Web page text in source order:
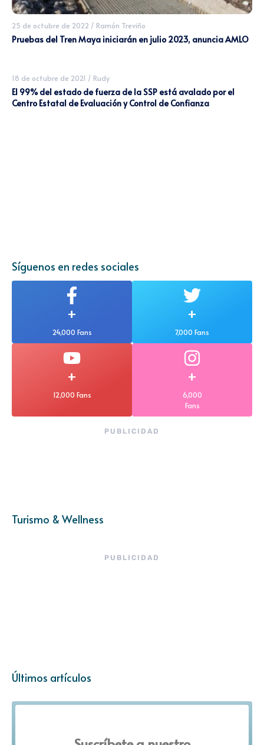
25 de octubre de 2022 / Ramón Treviño
Pruebas del Tren Maya iniciarán en julio 2023, anuncia AMLO
18 de octubre de 2021 / Rudy
El 99% del estado de fuerza de la SSP está avalado por el
Centro Estatal de Evaluación y Control de Confianza
Síguenos en redes sociales
+
24,000 Fans
+
7,000 Fans
+
12,000 Fans
+
6,000
Fans
PUBLICIDAD
Turismo & Wellness
PUBLICIDAD
Últimos artículos